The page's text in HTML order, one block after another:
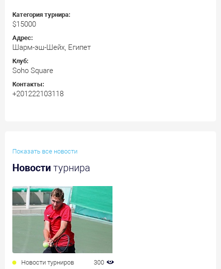
Категория турнира:
$15000
Адрес:
Шарм-эш-Шейх, Египет
Клуб:
Soho Square
Контакты:
+201222103118
Показать все новости
Новости турнира
Новости турниров 300